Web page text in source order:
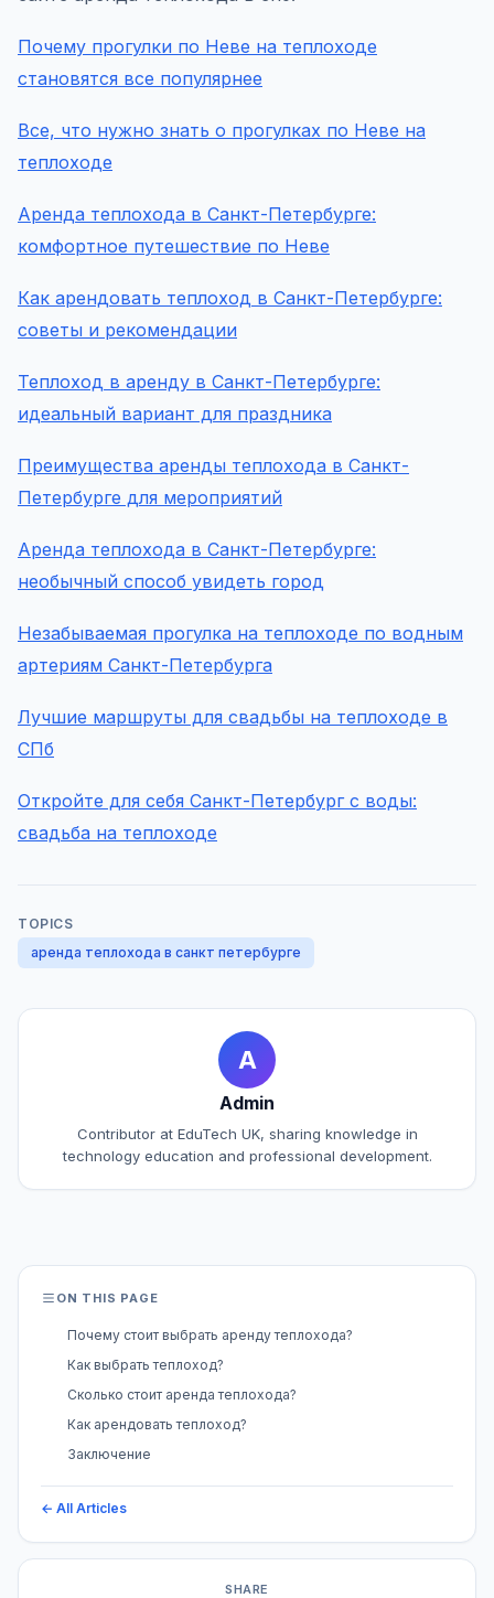
Почему прогулки по Неве на теплоходе
становятся все популярнее
Все, что нужно знать о прогулках по Неве на
теплоходе
Аренда теплохода в Санкт-Петербурге:
комфортное путешествие по Неве
Как арендовать теплоход в Санкт-Петербурге:
советы и рекомендации
Теплоход в аренду в Санкт-Петербурге:
идеальный вариант для праздника
Преимущества аренды теплохода в Санкт-
Петербурге для мероприятий
Аренда теплохода в Санкт-Петербурге:
необычный способ увидеть город
Незабываемая прогулка на теплоходе по водным
артериям Санкт-Петербурга
Лучшие маршруты для свадьбы на теплоходе в
СПб
Откройте для себя Санкт-Петербург с воды:
свадьба на теплоходе
TOPICS
аренда теплохода в санкт петербурге
A
Admin
Contributor at EduTech UK, sharing knowledge in
technology education and professional development.
ON THIS PAGE
Почему стоит выбрать аренду теплохода?
Как выбрать теплоход?
Сколько стоит аренда теплохода?
Как арендовать теплоход?
Заключение
← All Articles
SHARE